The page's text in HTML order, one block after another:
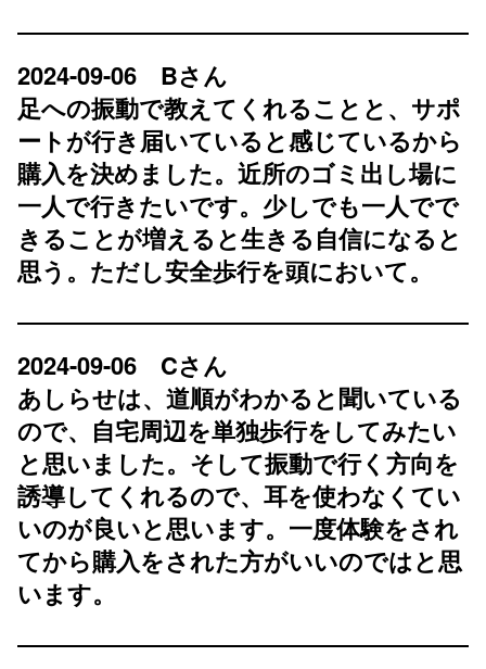
2024-09-06 Bさん
足への振動で教えてくれることと、サポ
ートが行き届いていると感じているから
購入を決めました。近所のゴミ出し場に
一人で行きたいです。少しでも一人でで
きることが増えると生きる自信になると
思う。ただし安全歩行を頭において。
2024-09-06 Cさん
あしらせは、道順がわかると聞いている
ので、自宅周辺を単独歩行をしてみたい
と思いました。そして振動で行く方向を
誘導してくれるので、耳を使わなくてい
いのが良いと思います。一度体験をされ
てから購入をされた方がいいのではと思
います。